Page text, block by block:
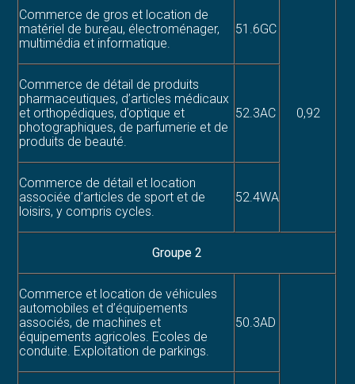
Commerce de gros et location de
matériel de bureau, électroménager,
multimédia et informatique.
51.6GC
0,92
Commerce de détail de produits
pharmaceutiques, d’articles médicaux
et orthopédiques, d’optique et
photographiques, de parfumerie et de
produits de beauté.
52.3AC
Commerce de détail et location
associée d’articles de sport et de
loisirs, y compris cycles.
52.4WA
Groupe 2
Commerce et location de véhicules
automobiles et d’équipements
associés, de machines et
équipements agricoles. Ecoles de
conduite. Exploitation de parkings.
50.3AD